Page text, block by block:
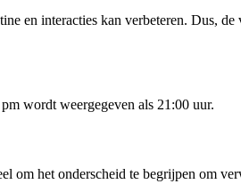
en interacties kan verbeteren. Dus, de
wordt weergegeven als 21:00 uur.
om het onderscheid te begrijpen om